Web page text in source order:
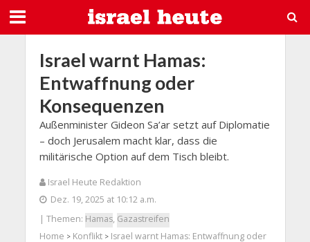
Israel warnt Hamas:
Entwaffnung oder
Konsequenzen
Außenminister Gideon Sa’ar setzt auf Diplomatie
– doch Jerusalem macht klar, dass die
militärische Option auf dem Tisch bleibt.
Israel Heute Redaktion
Dez. 19, 2025 at 10:12 a.m.
| Themen: Hamas, Gazastreifen
Home > Konflikt> Israel warnt Hamas: Entwaffnung oder